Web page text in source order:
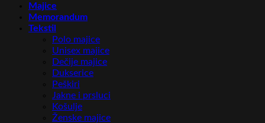
Majice
Memorandum
Tekstil
Polo majice
Unisex majice
Dečije majice
Dukserice
Peškiri
Jakne i prsluci
Košulje
Ženske majice